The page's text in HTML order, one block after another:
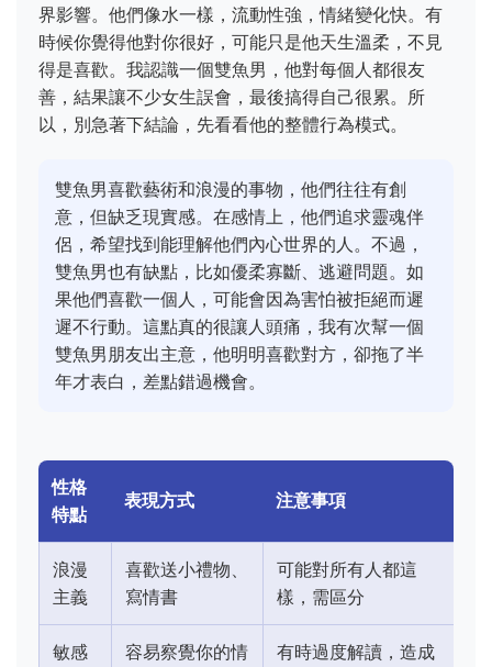
界影響。他們像水一樣，流動性強，情緒變化快。有
時候你覺得他對你很好，可能只是他天生溫柔，不見
得是喜歡。我認識一個雙魚男，他對每個人都很友
善，結果讓不少女生誤會，最後搞得自己很累。所
以，別急著下結論，先看看他的整體行為模式。
雙魚男喜歡藝術和浪漫的事物，他們往往有創
意，但缺乏現實感。在感情上，他們追求靈魂伴
侶，希望找到能理解他們內心世界的人。不過，
雙魚男也有缺點，比如優柔寡斷、逃避問題。如
果他們喜歡一個人，可能會因為害怕被拒絕而遲
遲不行動。這點真的很讓人頭痛，我有次幫一個
雙魚男朋友出主意，他明明喜歡對方，卻拖了半
年才表白，差點錯過機會。
性格
特點
表現方式 注意事項
浪漫
主義
喜歡送小禮物、
寫情書
可能對所有人都這
樣，需區分
敏感
容易察覺你的情
有時過度解讀，造成